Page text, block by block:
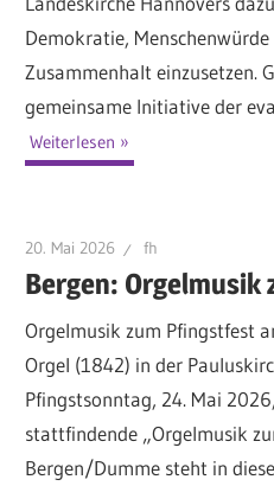
Demokratie,
Zusammenhalt einzusetzen.
gemeinsame Initiative der
Weiterlesen
20. Mai 2026 fh
Bergen:
Orgelmusik zum Pfingstfest
Orgel (1842) in der
Pfingstsonntag, 24. Mai
stattfindende „Orgelmusik
Bergen/Dumme steht in